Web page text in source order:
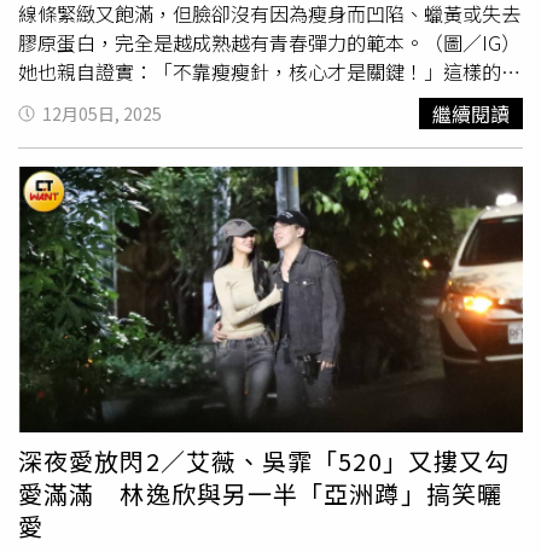
脂肪燃燒。（圖／取自 skuukzky IG）韓女私藏！8個減脂
冷知識：「小一號」餐具心理學去韓國餐廳你會發現，她們
的飯碗通常不大。使用較小的餐具盛裝食物，視覺上會覺得
「吃了很多」，能提早產生飽足感，無形中減少熱量攝取。
韓女私藏！8個減脂冷知識：鏡子檢視法，穿緊身衣運動這
招是許多韓國女明星認證過很實用的方法，韓妞運動時喜歡
穿緊身衣展露好身材，甚至在家也會穿。這樣能讓自己隨時
從鏡子中檢視身體線條的變化，保持對身材的警覺心，不讓
贅肉有藏身之處。（圖／取自 skuukzky IG）韓女私藏！8
個減脂冷知識：睡覺保持「全黑環境」，開燈睡覺會胖這不
是迷信，是科學！研究顯示，睡眠時若有光線（即使是微弱
的小夜燈），會抑制褪黑激素分泌，進而影響新陳代謝和食
慾調節激素，讓人隔天更容易感到飢餓、想吃高熱量食物。
所以，想要瘦，請關燈睡好覺！
線條緊緻又飽滿，但臉卻沒有因為瘦身而凹陷、蠟黃或失去
膠原蛋白，完全是越成熟越有青春彈力的範本。（圖／IG）
她也親自證實：「不靠瘦瘦針，核心才是關鍵！」這樣的
「年輕瘦」才是女生真正該追的身材方式。50歲還能這麼挺
拔？許路兒靠皮拉提斯練出「少女體態」從她近日上傳的限
動可看到，許路兒穿著合身白色長袖與可可色緊身褲，在皮
拉提斯器械上完成一系列高難度動作：包括側開展、核心旋
轉控制、側腹延伸等，每張照片上都能明顯看到她練出的緊
實腹部線條，彷彿完全沒有脂肪游移。（圖／IG）她更笑
說：「今天難度增強，我的肚子已經不是我的肚子！」但從
畫面中看來，她卻笑得開心又自在，狀態完全不像一般人做
核心訓練時的狰獰，那份從容更讓人看出她身體控制力已經
非常成熟。不用猛健樂或瘦瘦針！她要的不是「病態瘦」而
是「年輕瘦」許多醫生都指出猛健樂和瘦瘦針等針劑的瘦
身，容易瘦到肌肉，因為靠針劑快速瘦下來，最容易讓臉
垮、皮膚蠟黃、膠原蛋白流失，反而會顯得老態。她堅持以
訓練代替速成，透過：帕梅拉重量訓練（維持肌肉飽滿）、
皮拉提斯（雕塑線條＋提升姿態），這樣的方式能讓身體比
例越練越好，線條明顯但肌膚依然緊緻、有彈性，完全是
12月05日, 2025 繼續閱讀
深夜愛放閃2／艾薇、吳霏「520」又摟又勾
愛滿滿 林逸欣與另一半「亞洲蹲」搞笑曬
愛